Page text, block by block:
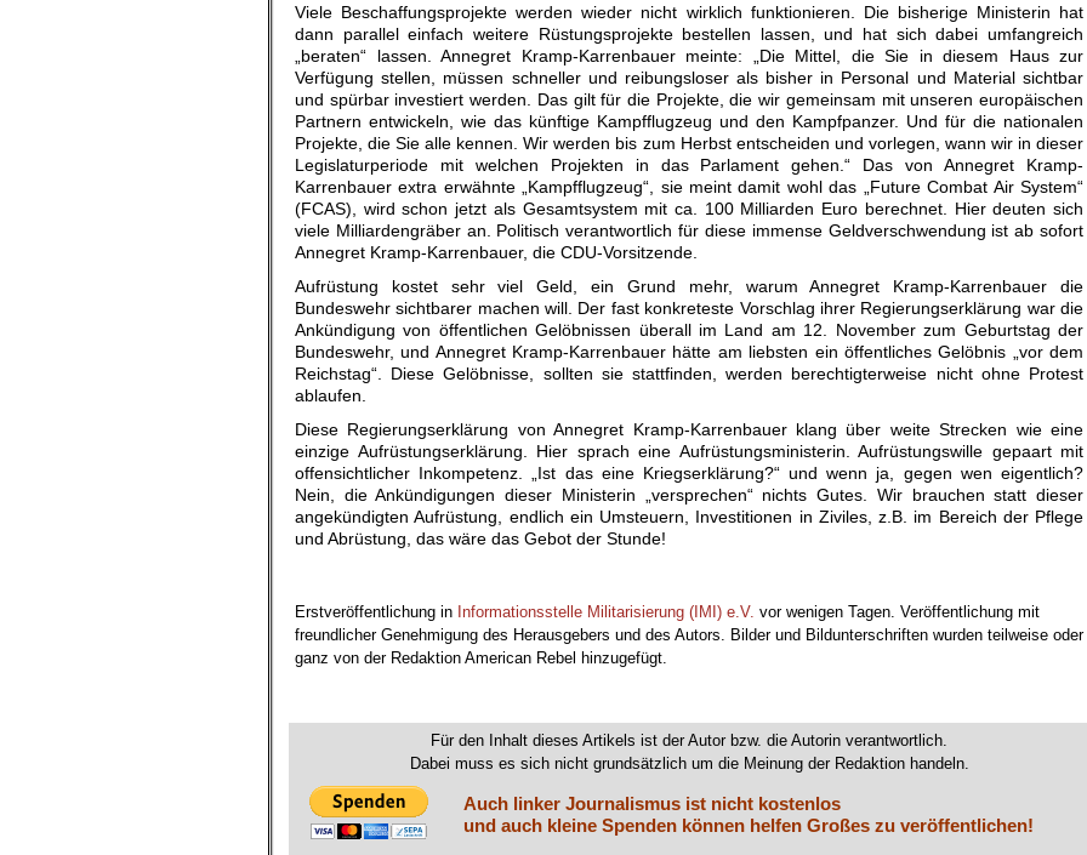
Viele Beschaffungsprojekte werden wieder nicht wirklich funktionieren. Die bisherige Ministerin hat
dann parallel einfach weitere Rüstungsprojekte bestellen lassen, und hat sich dabei umfangreich
„beraten“ lassen. Annegret Kramp-Karrenbauer meinte: „Die Mittel, die Sie in diesem Haus zur
Verfügung stellen, müssen schneller und reibungsloser als bisher in Personal und Material sichtbar
und spürbar investiert werden. Das gilt für die Projekte, die wir gemeinsam mit unseren europäischen
Partnern entwickeln, wie das künftige Kampfflugzeug und den Kampfpanzer. Und für die nationalen
Projekte, die Sie alle kennen. Wir werden bis zum Herbst entscheiden und vorlegen, wann wir in dieser
Legislaturperiode mit welchen Projekten in das Parlament gehen.“ Das von Annegret Kramp-
Karrenbauer extra erwähnte „Kampfflugzeug“, sie meint damit wohl das „Future Combat Air System“
(FCAS), wird schon jetzt als Gesamtsystem mit ca. 100 Milliarden Euro berechnet. Hier deuten sich
viele Milliardengräber an. Politisch verantwortlich für diese immense Geldverschwendung ist ab sofort
Annegret Kramp-Karrenbauer, die CDU-Vorsitzende.
Aufrüstung kostet sehr viel Geld, ein Grund mehr, warum Annegret Kramp-Karrenbauer die
Bundeswehr sichtbarer machen will. Der fast konkreteste Vorschlag ihrer Regierungserklärung war die
Ankündigung von öffentlichen Gelöbnissen überall im Land am 12. November zum Geburtstag der
Bundeswehr, und Annegret Kramp-Karrenbauer hätte am liebsten ein öffentliches Gelöbnis „vor dem
Reichstag“. Diese Gelöbnisse, sollten sie stattfinden, werden berechtigterweise nicht ohne Protest
ablaufen.
Diese Regierungserklärung von Annegret Kramp-Karrenbauer klang über weite Strecken wie eine
einzige Aufrüstungserklärung. Hier sprach eine Aufrüstungsministerin. Aufrüstungswille gepaart mit
offensichtlicher Inkompetenz. „Ist das eine Kriegserklärung?“ und wenn ja, gegen wen eigentlich?
Nein, die Ankündigungen dieser Ministerin „versprechen“ nichts Gutes. Wir brauchen statt dieser
angekündigten Aufrüstung, endlich ein Umsteuern, Investitionen in Ziviles, z.B. im Bereich der Pflege
und Abrüstung, das wäre das Gebot der Stunde!
Erstveröffentlichung in Informationsstelle Militarisierung (IMI) e.V. vor wenigen Tagen. Veröffentlichung mit
freundlicher Genehmigung des Herausgebers und des Autors. Bilder und Bildunterschriften wurden teilweise oder
ganz von der Redaktion American Rebel hinzugefügt.
Für den Inhalt dieses Artikels ist der Autor bzw. die Autorin verantwortlich.
Dabei muss es sich nicht grundsätzlich um die Meinung der Redaktion handeln.
Auch linker Journalismus ist nicht kostenlos
und auch kleine Spenden können helfen Großes zu veröffentlichen!